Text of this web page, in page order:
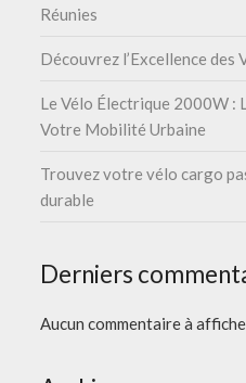
Réunies
Découvrez l’Excellence
Le Vélo Électrique 2000W :
Votre Mobilité Urbaine
Trouvez votre vélo cargo
durable
Derniers
Aucun commentaire à